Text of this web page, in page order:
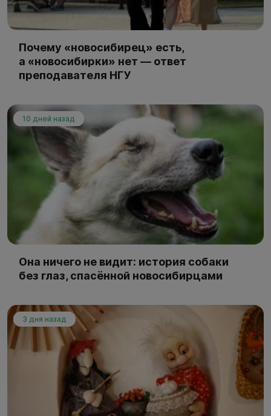
Почему «новосибирец» есть,
а «новосибирки» нет — ответ
преподавателя НГУ
10 дней назад
Она ничего не видит: история собаки
без глаз, спасённой новосибирцами
3 дня назад